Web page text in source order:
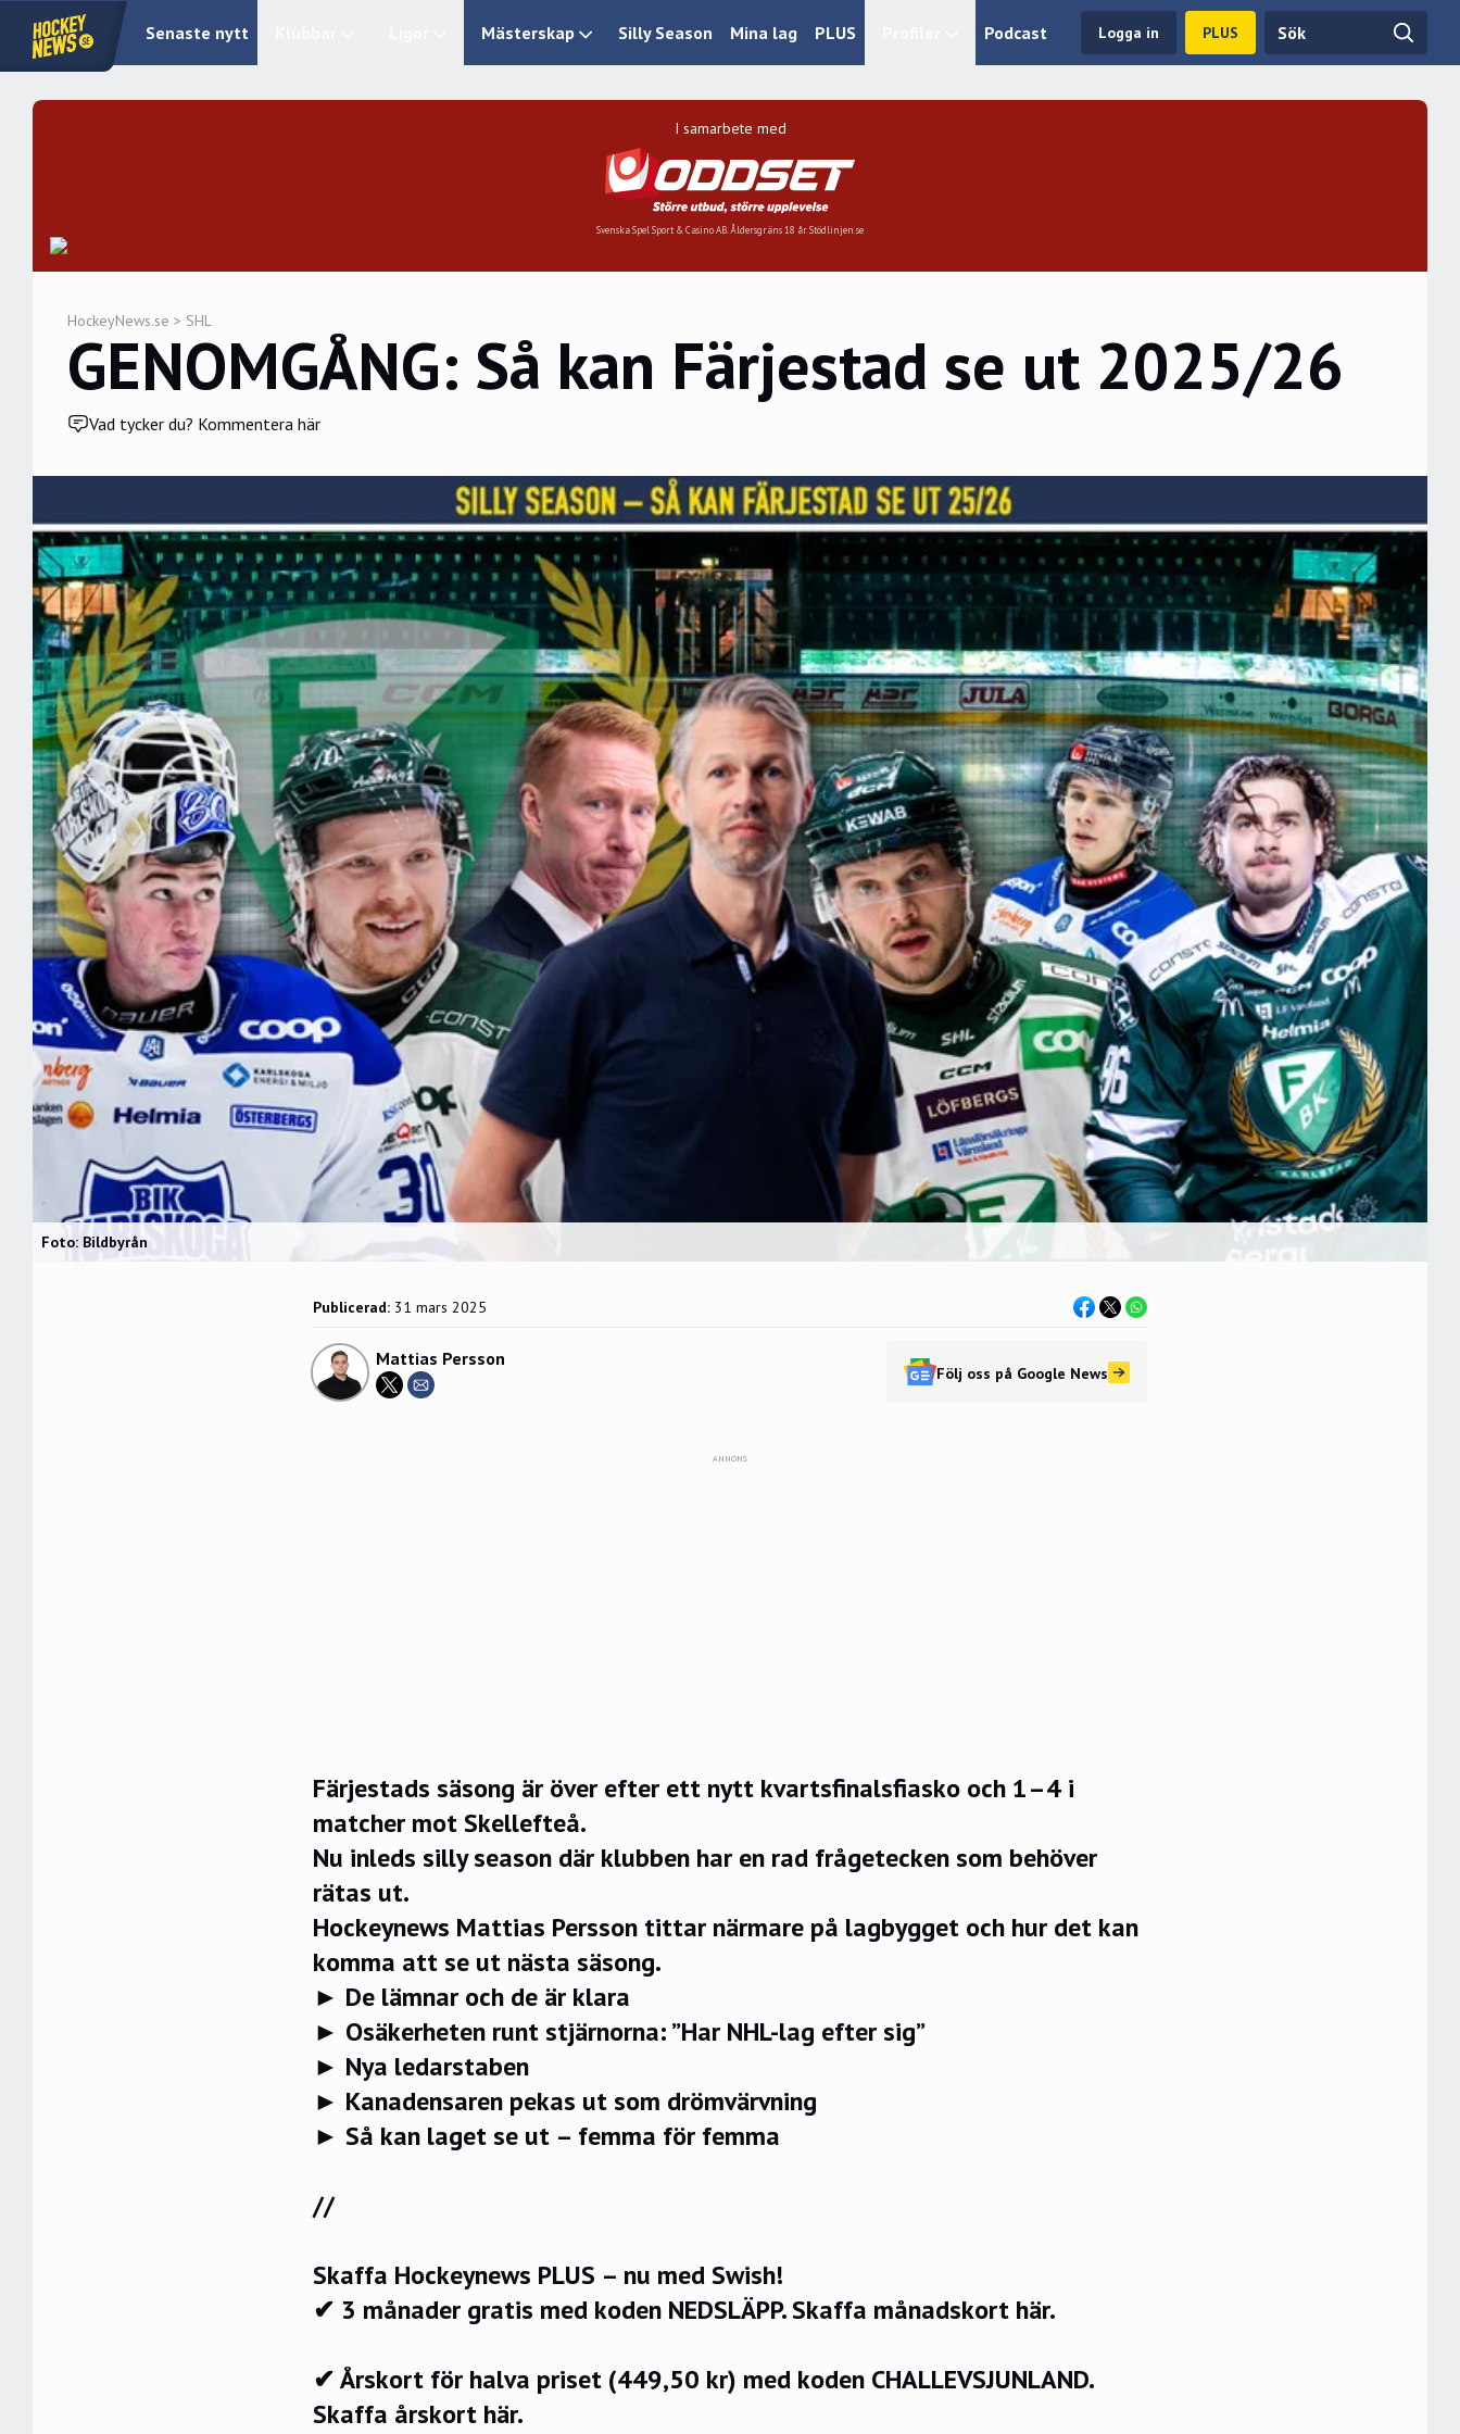
Senaste nytt Mästerskap Silly Season Mina lag PLUS Podcast Logga in PLUS
I samarbete med
Svenska Spel Sport & Casino AB. Åldersgräns 18 år. Stödlinjen.se
HockeyNews.se > SHL
GENOMGÅNG: Så kan Färjestad se ut 2025/26
Vad tycker du? Kommentera här
Foto: Bildbyrån
Publicerad: 31 mars 2025
Mattias Persson
Följ oss på Google News
ANNONS
Färjestads säsong är över efter ett nytt kvartsfinalsfiasko och 1–4 i
matcher mot Skellefteå.
Nu inleds silly season där klubben har en rad frågetecken som behöver
rätas ut.
Hockeynews Mattias Persson tittar närmare på lagbygget och hur det kan
komma att se ut nästa säsong.
► De lämnar och de är klara
► Osäkerheten runt stjärnorna: ”Har NHL-lag efter sig”
► Nya ledarstaben
► Kanadensaren pekas ut som drömvärvning
► Så kan laget se ut – femma för femma
//
Skaffa Hockeynews PLUS – nu med Swish!
✔ 3 månader gratis med koden NEDSLÄPP.Skaffa månadskort här.
✔ Årskort för halva priset (449,50 kr) med koden CHALLEVSJUNLAND.
Skaffa årskort här.